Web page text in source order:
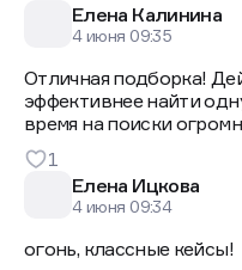
Елена Калинина
4 июня 09:35
Отличная подборка!
эффективнее найти
время на поиски
1
Елена Ицкова
4 июня 09:34
огонь, классные кейсы!